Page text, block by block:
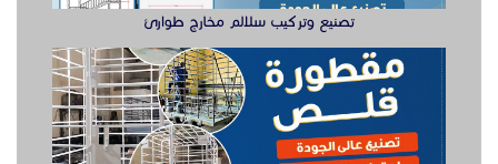
قهوجي وصبابين قهوه
قهوجيين مباشرين
ضيافة قهوة
ضيافة قهوة
ضيافة القهوة
وظيفة دهان سيارت للعمل في الخبر